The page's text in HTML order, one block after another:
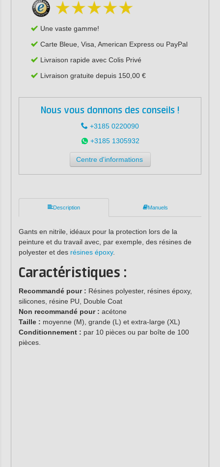
Une vaste gamme!
Carte Bleue, Visa, American Express ou PayPal
Livraison rapide avec Colis Privé
Livraison gratuite depuis 150,00 €
Nous vous donnons des conseils !
+3185 0220090
+3185 1305932
Centre d'informations
Description Manuels
Gants en nitrile, idéaux pour la protection lors de la
peinture et du travail avec, par exemple, des résines de
polyester et des résines époxy.
Caractéristiques :
Recommandé pour : Résines polyester, résines époxy,
silicones, résine PU, Double Coat
Non recommandé pour : acétone
Taille : moyenne (M), grande (L) et extra-large (XL)
Conditionnement : par 10 pièces ou par boîte de 100
pièces.